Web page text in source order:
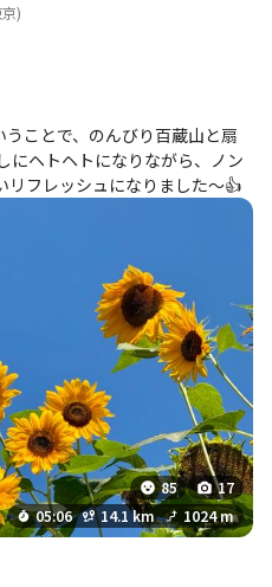
)
ことで、のんびり百蔵山と扇
リフレッシュになりました〜👍
85
17
05:06
14.1 km 1024 m